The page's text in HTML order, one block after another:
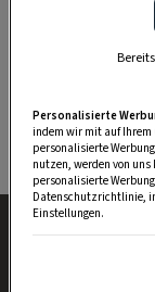
Personalisierte
indem wir mit auf Ihrem
personalisierte
nutzen, werden von
personalisierte
Datenschutzrichtlinie,
Einstellungen.